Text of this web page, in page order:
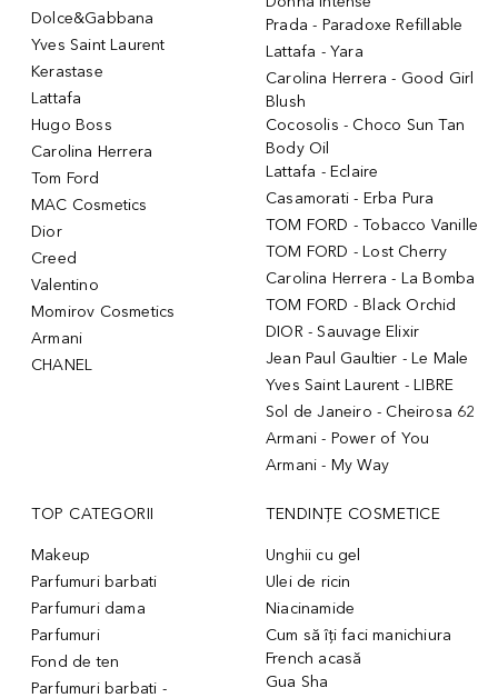
Dolce&Gabbana
Yves Saint Laurent
Kerastase
Lattafa
Hugo Boss
Carolina Herrera
Tom Ford
MAC Cosmetics
Dior
Creed
Valentino
Momirov Cosmetics
Armani
CHANEL
Prada - Paradoxe Refillable
Lattafa - Yara
Carolina Herrera - Good Girl
Blush
Cocosolis - Choco Sun Tan
Body Oil
Lattafa - Eclaire
Casamorati - Erba Pura
TOM FORD - Tobacco Vanille
TOM FORD - Lost Cherry
Carolina Herrera - La Bomba
TOM FORD - Black Orchid
DIOR - Sauvage Elixir
Jean Paul Gaultier - Le Male
Yves Saint Laurent - LIBRE
Sol de Janeiro - Cheirosa 62
Armani - Power of You
Armani - My Way
TOP CATEGORII
Makeup
Parfumuri barbati
Parfumuri dama
Parfumuri
Fond de ten
Parfumuri barbati -
TENDINȚE COSMETICE
Unghii cu gel
Ulei de ricin
Niacinamide
Cum să îți faci manichiura
French acasă
Gua Sha